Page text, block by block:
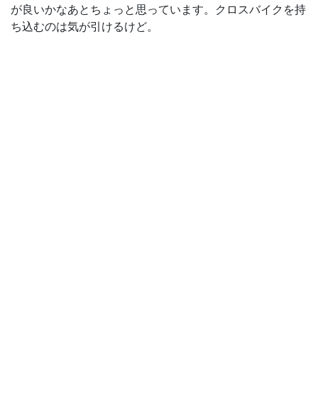
が良いかなあとちょっと思っています。クロスバイクを持
ち込むのは気が引けるけど。